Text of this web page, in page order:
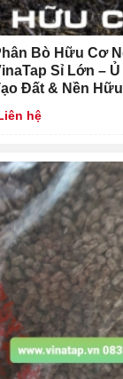
Bò Hữu Cơ
Sỉ Lớn –
Đất & Nền
hệ